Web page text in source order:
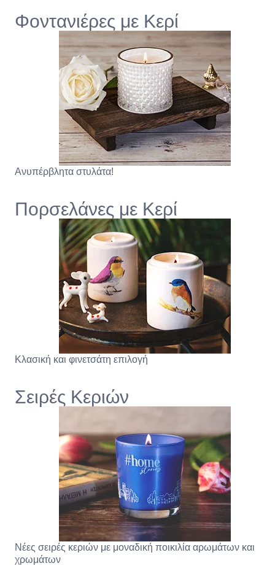
Φοντανιέρες με Κερί
Ανυπέρβλητα στυλάτα!
Πορσελάνες με Κερί
Κλασική και φινετσάτη επιλογή
Σειρές Κεριών
Νέες σειρές κεριών με μοναδική ποικιλία αρωμάτων και
χρωμάτων